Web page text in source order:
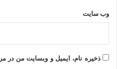
وب‌ سایت
ذخیره نام، ایمیل و وبسایت من در